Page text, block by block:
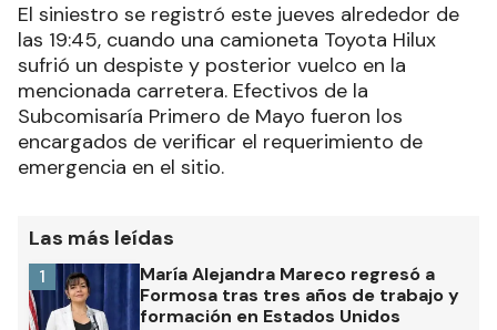
El siniestro se registró este jueves alrededor de
las 19:45, cuando una camioneta Toyota Hilux
sufrió un despiste y posterior vuelco en la
mencionada carretera. Efectivos de la
Subcomisaría Primero de Mayo fueron los
encargados de verificar el requerimiento de
emergencia en el sitio.
Las más leídas
María Alejandra Mareco regresó a
Formosa tras tres años de trabajo y
formación en Estados Unidos
1